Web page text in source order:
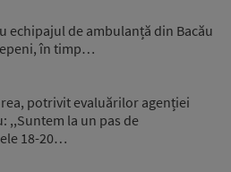
echipajul de ambulanță din Bacău
în timp…
potrivit evaluărilor agenției
,,Suntem la un pas de
18-20…